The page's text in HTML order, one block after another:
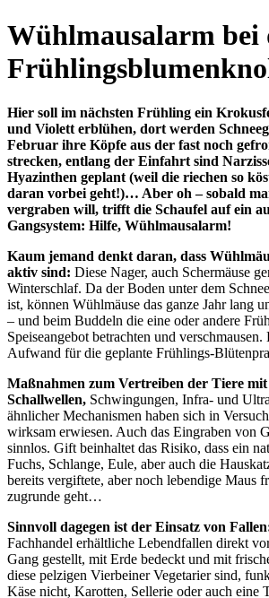
Wühlmausalarm bei
Hier soll im nächsten Frühling ein
und Violett erblühen, dort werden
Februar ihre Köpfe aus der fast noch
strecken, entlang der Einfahrt sind
Hyazinthen geplant (weil die riechen so
daran vorbei geht!)… Aber oh – sobald
vergraben will, trifft die Schaufel auf ein
Gangsystem: Hilfe, Wühlmausalarm!
Kaum jemand denkt daran, dass
aktiv sind: Diese Nager, auch Schermäuse
Winterschlaf. Da der Boden unter dem
ist, können Wühlmäuse das ganze Jahr lang
– und beim Buddeln die eine oder andere
Speiseangebot betrachten und
Aufwand für die geplante Frühlings-
Maßnahmen zum Vertreiben der Tiere
Schallwellen, Schwingungen, Infra- und
ähnlicher Mechanismen haben sich in
wirksam erwiesen. Auch das Eingraben von
sinnlos. Gift beinhaltet das Risiko, dass ein
Fuchs, Schlange, Eule, aber auch die
bereits vergiftete, aber noch lebendige Maus
zugrunde geht…
Sinnvoll dagegen ist der Einsatz von
Fachhandel erhältliche Lebendfallen direkt
Gang gestellt, mit Erde bedeckt und mit
diese pelzigen Vierbeiner Vegetarier sind,
Käse nicht, Karotten, Sellerie oder auch eine